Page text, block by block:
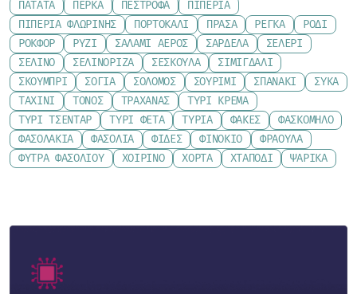
ΠΑΤΆΤΑ
ΠΈΡΚΑ ΠΈΣΤΡΟΦΑ
ΠΙΠΕΡΙΆ
ΠΙΠΕΡΙΆ ΦΛΩΡΊΝΗΣ
ΠΟΡΤΟΚΆΛΙ ΠΡΆΣΑ ΡΈΓΚΑ
ΡΌΔΙ
ΡΟΚΦΌΡ
ΡΎΖΙ ΣΑΛΆΜΙ ΑΈΡΟΣ ΣΑΡΔΈΛΑ
ΣΈΛΕΡΙ
ΣΈΛΙΝΟ
ΣΕΛΙΝΌΡΙΖΑ ΣΈΣΚΟΥΛΑ
ΣΙΜΙΓΔΆΛΙ
ΣΚΟΥΜΠΡΊ
ΣΌΓΙΑ ΣΟΛΟΜΌΣ ΣΟΥΡΊΜΙ ΣΠΑΝΆΚΙ
ΣΎΚΑ
ΤΑΧΊΝΙ
ΤΌΝΟΣ ΤΡΑΧΑΝΆΣ
ΤΥΡΊ ΚΡΈΜΑ
ΤΥΡΊ ΤΣΈΝΤΑΡ
ΤΥΡΊ ΦΈΤΑ ΤΥΡΙΆ ΦΑΚΈΣ
ΦΑΣΚΌΜΗΛΟ
ΦΑΣΟΛΆΚΙΑ
ΦΑΣΌΛΙΑ ΦΙΔΈΣ ΦΙΝΌΚΙΟ
ΦΡΆΟΥΛΑ
ΦΎΤΡΑ ΦΑΣΟΛΙΟΎ
ΧΟΙΡΙΝΌ ΧΌΡΤΑ ΧΤΑΠΌΔΙ ΨΑΡΙΚΆ